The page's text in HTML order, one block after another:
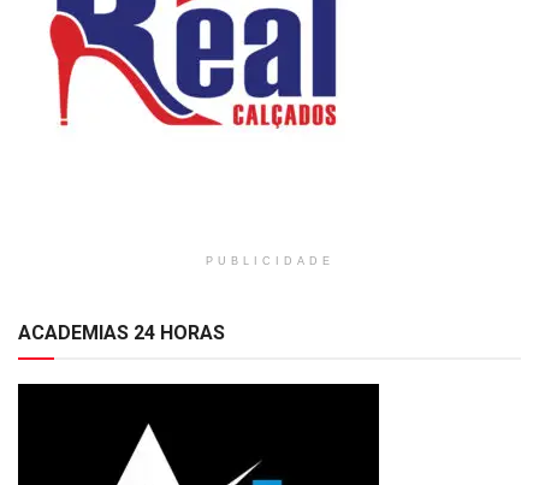
PUBLICIDADE
ACADEMIAS 24 HORAS